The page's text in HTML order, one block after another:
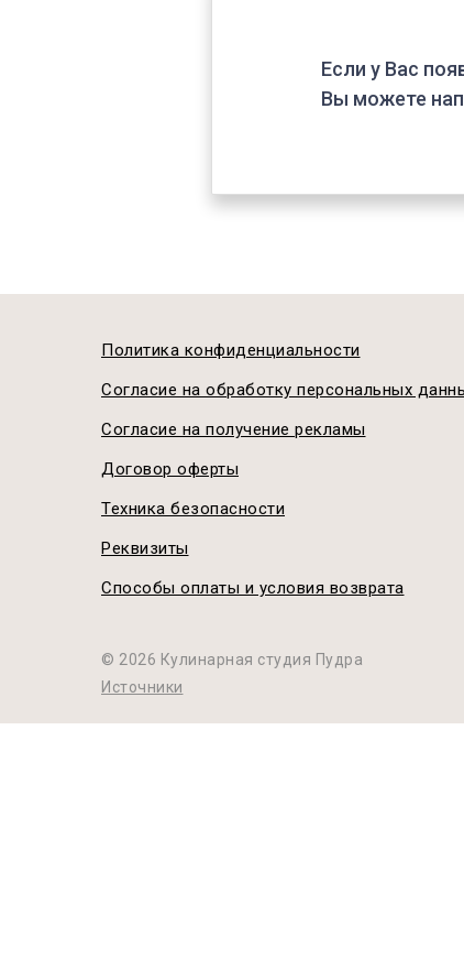
Если у Вас
Вы можете
Политика конфиденциальности
© 2026 Кулинарная студия Пудра
Способы оплаты и условия возврата
Реквизиты
Согласие на получение рекламы
Техника безопасности
Источники
Договор оферты
Согласие на обработку персональных